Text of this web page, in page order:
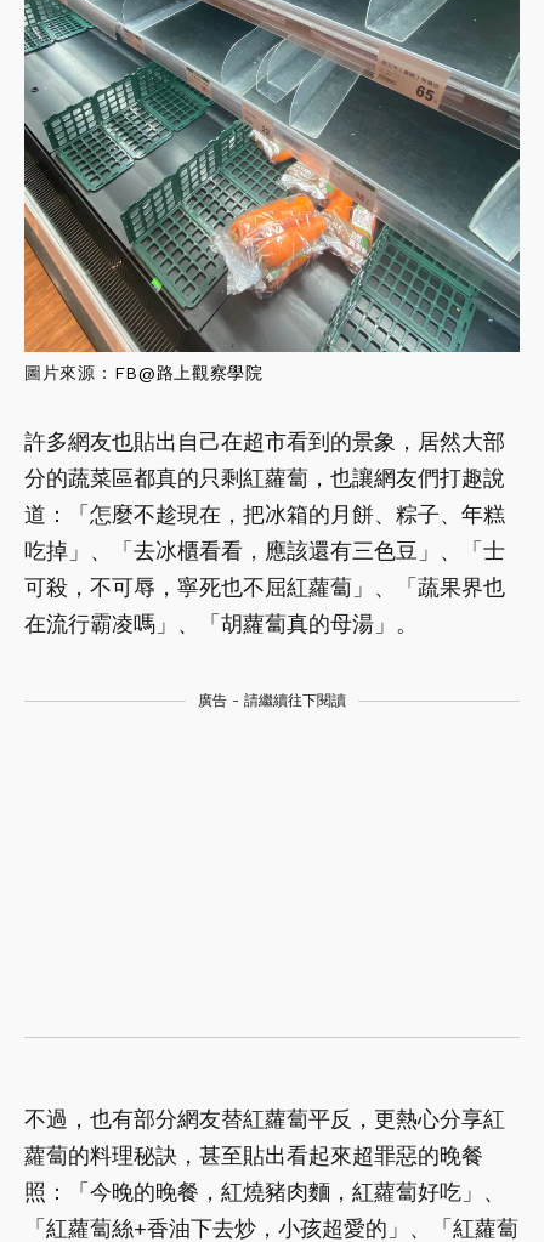
圖片來源： FB@路上觀察學院
許多網友也貼出自己在超市看到的景象，居然大部
分的蔬菜區都真的只剩紅蘿蔔，也讓網友們打趣說
道：「怎麼不趁現在，把冰箱的月餅、粽子、年糕
吃掉」、「去冰櫃看看，應該還有三色豆」、「士
可殺，不可辱，寧死也不屈紅蘿蔔」、「蔬果界也
在流行霸凌嗎」、「胡蘿蔔真的母湯」。
廣告 - 請繼續往下閱讀
不過，也有部分網友替紅蘿蔔平反，更熱心分享紅
蘿蔔的料理秘訣，甚至貼出看起來超罪惡的晚餐
照：「今晚的晚餐，紅燒豬肉麵，紅蘿蔔好吃」、
「紅蘿蔔絲+香油下去炒，小孩超愛的」、「紅蘿蔔